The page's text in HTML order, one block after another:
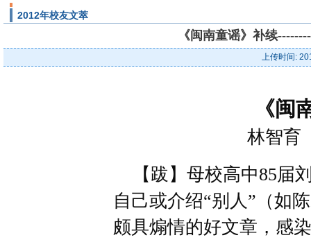
2012年校友文萃
《闽南童谣》补续
上传时间:
《闽
林智育
【跋】母校高中85届
自己或介绍“别人”（如
颇具煽情的好文章，感